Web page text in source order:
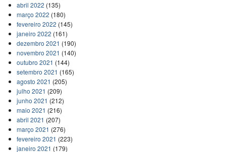
abril 2022 (135)
março 2022 (180)
fevereiro 2022 (145)
janeiro 2022 (161)
dezembro 2021 (190)
novembro 2021 (140)
outubro 2021 (144)
setembro 2021 (165)
agosto 2021 (205)
julho 2021 (209)
junho 2021 (212)
maio 2021 (216)
abril 2021 (207)
março 2021 (276)
fevereiro 2021 (223)
janeiro 2021 (179)